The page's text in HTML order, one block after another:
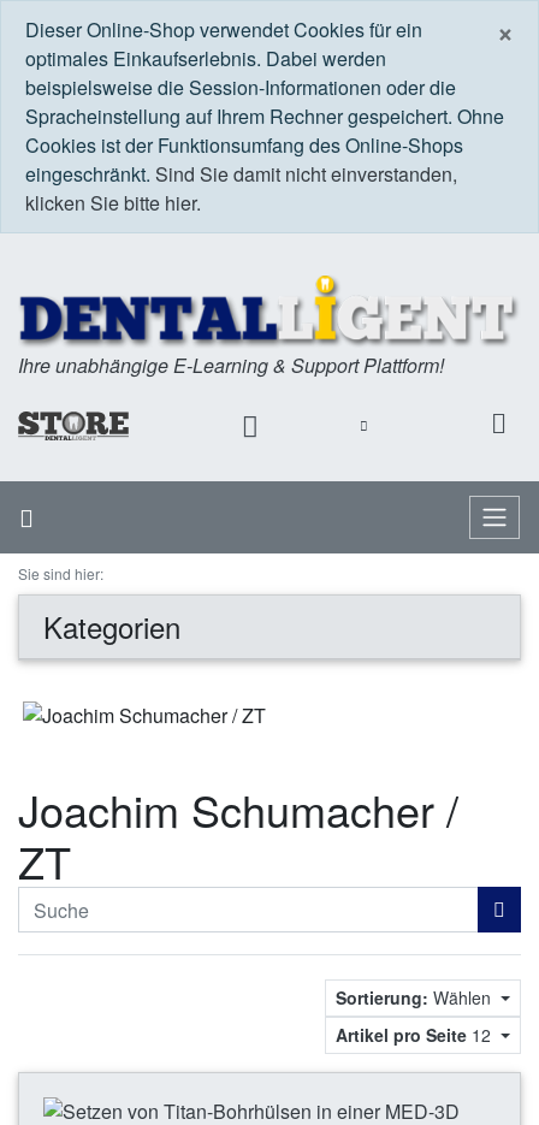
×
Dieser Online-Shop verwendet Cookies für ein
optimales Einkaufserlebnis. Dabei werden
beispielsweise die Session-Informationen oder die
Spracheinstellung auf Ihrem Rechner gespeichert. Ohne
Cookies ist der Funktionsumfang des Online-Shops
eingeschränkt. Sind Sie damit nicht einverstanden,
klicken Sie bitte hier.
Ihre unabhängige E-Learning & Support Plattform!
Menü
Sie sind hier:
Kategorien
Joachim Schumacher /
ZT
Sortierung: Wählen
Artikel pro Seite 12